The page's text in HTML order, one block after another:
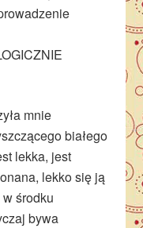
mnie
białego
lekka, jest
lekko się ją
środku
bywa